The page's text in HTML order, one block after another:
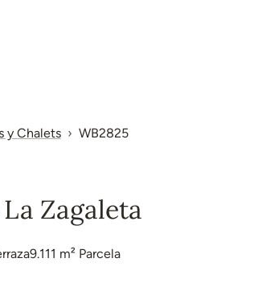
y Chalets WB2825
Zagaleta
9.111 m² Parcela